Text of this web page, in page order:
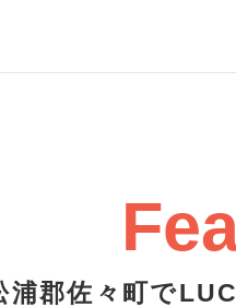
浦郡佐々町で